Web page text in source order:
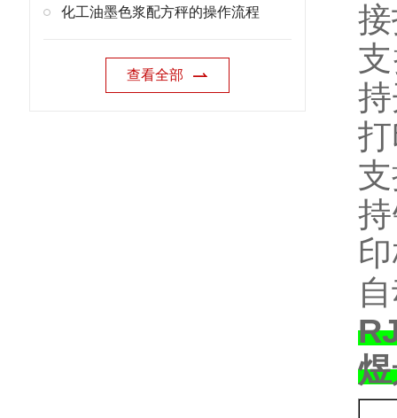
化工油墨色浆配方秤的操作流程
查看全部